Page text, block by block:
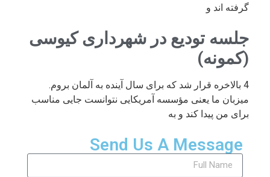
گرفته اند و
جلسه تودیع در شهرداری کیوسی
(کمونه)
4 بالاخره قرار شد که برای سال آینده به آلمان بروم.
میزبان ما یعنی مؤسسه آمریکایی نتوانست جایی مناسب
برای من پیدا کند و به
Send Us A Message